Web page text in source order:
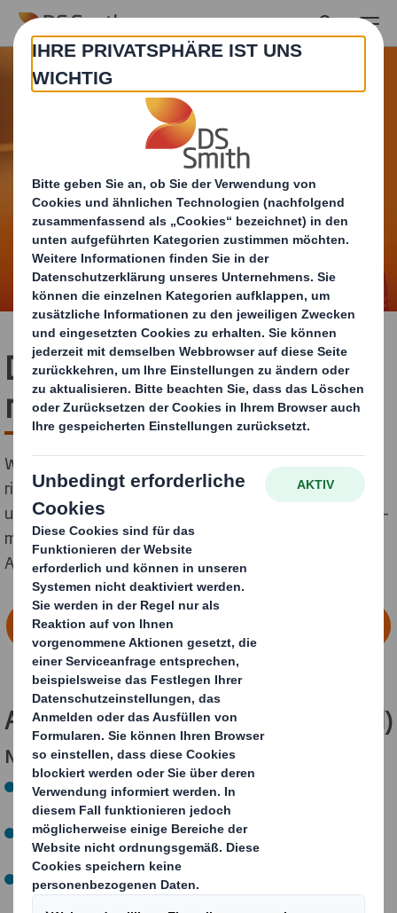
Skip to main content
Deshalb ist das ein Beruf
mit Zukunft
Wenn Du anpacken willst, bist Du bei DS Smith genau
richtig. Denn bei uns kannst Du nicht nur Spaß haben
und Geld verdienen, sondern auch die Welt verbessern –
mach den ersten Schritt zu Deiner spannenden
Ausbildung!
FINDE HIER DEINEN AUSBILDUNGSPLATZ
Ausbildung Papiertechnologe (m/w/d)
Nach Deiner Ausbildung kannst Du…
Wellpappenrohpapier vom Rohstoff bis zum
verkaufsfähigen Produkt fertigen.
die Qualität von Faserstoffen (Stoffdichte, Festigkeit
oder Mahlgrad) prüfen.
Stoffaufbereitungsanlagen und Anlagen zur
Papierherstellung warten und überwachen.